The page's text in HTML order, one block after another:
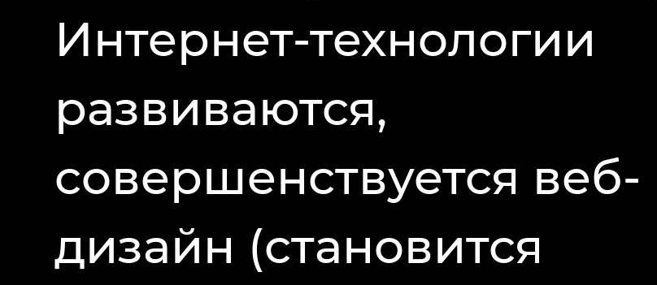
Интернет-технологии
развиваются,
совершенствуется веб-
дизайн (становится